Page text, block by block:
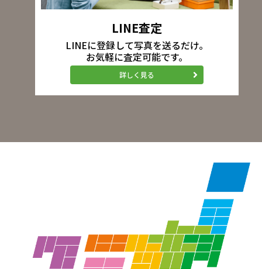
LINE査定
LINEに登録して写真を送るだけ。
お気軽に査定可能です。
詳しく見る